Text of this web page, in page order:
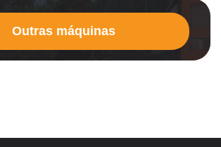
Outras máquinas